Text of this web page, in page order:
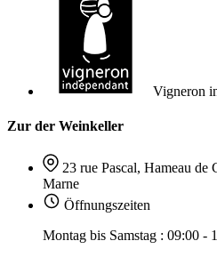
Vigneron
Zur der Weinkeller
23 rue Pascal, Hameau
Marne
Öffnungszeiten
Montag bis Samstag : 09:00 -